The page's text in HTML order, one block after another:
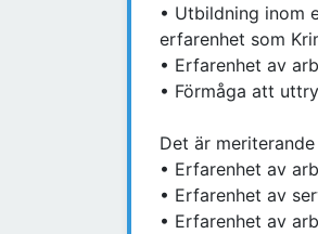
• Utbildning inom
erfarenhet som
• Erfarenhet av
• Förmåga att
Det är
• Erfarenhet av
• Erfarenhet av
• Erfarenhet av